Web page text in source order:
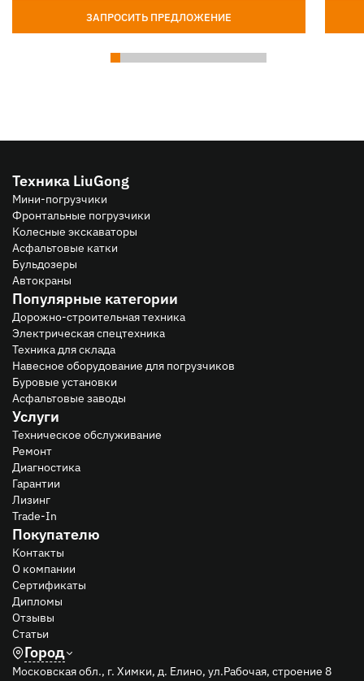
ЗАПРОСИТЬ ПРЕДЛОЖЕНИЕ
Техника LiuGong
Мини-погрузчики
Фронтальные погрузчики
Колесные экскаваторы
Асфальтовые катки
Бульдозеры
Автокраны
Популярные категории
Дорожно-строительная техника
Электрическая спецтехника
Техника для склада
Навесное оборудование для погрузчиков
Буровые установки
Асфальтовые заводы
Услуги
Техническое обслуживание
Ремонт
Диагностика
Гарантии
Лизинг
Trade-In
Покупателю
Контакты
О компании
Сертификаты
Дипломы
Отзывы
Статьи
Город
Московская обл., г. Химки, д. Елино, ул.Рабочая, строение 8